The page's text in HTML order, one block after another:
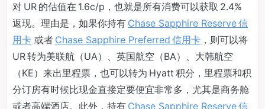
对 UR 的估值在 1.6c/p，也就是所有消费可以获取 2.4%
返现。理由是，如果你持有 Chase Sapphire Reserve 信
用卡 或者 Chase Sapphire Preferred 信用卡 ，则可以将
UR 转为美联航（UA）、英国航空（BA）、大韩航空
（KE）来出里程票，也可以转为 Hyatt 积分，里程票和积
分订房有时候比现金直接定要便宜非常多，尤其是商务舱
或者高端酒店。此外，持有 Chase Sapphire Reserve 信